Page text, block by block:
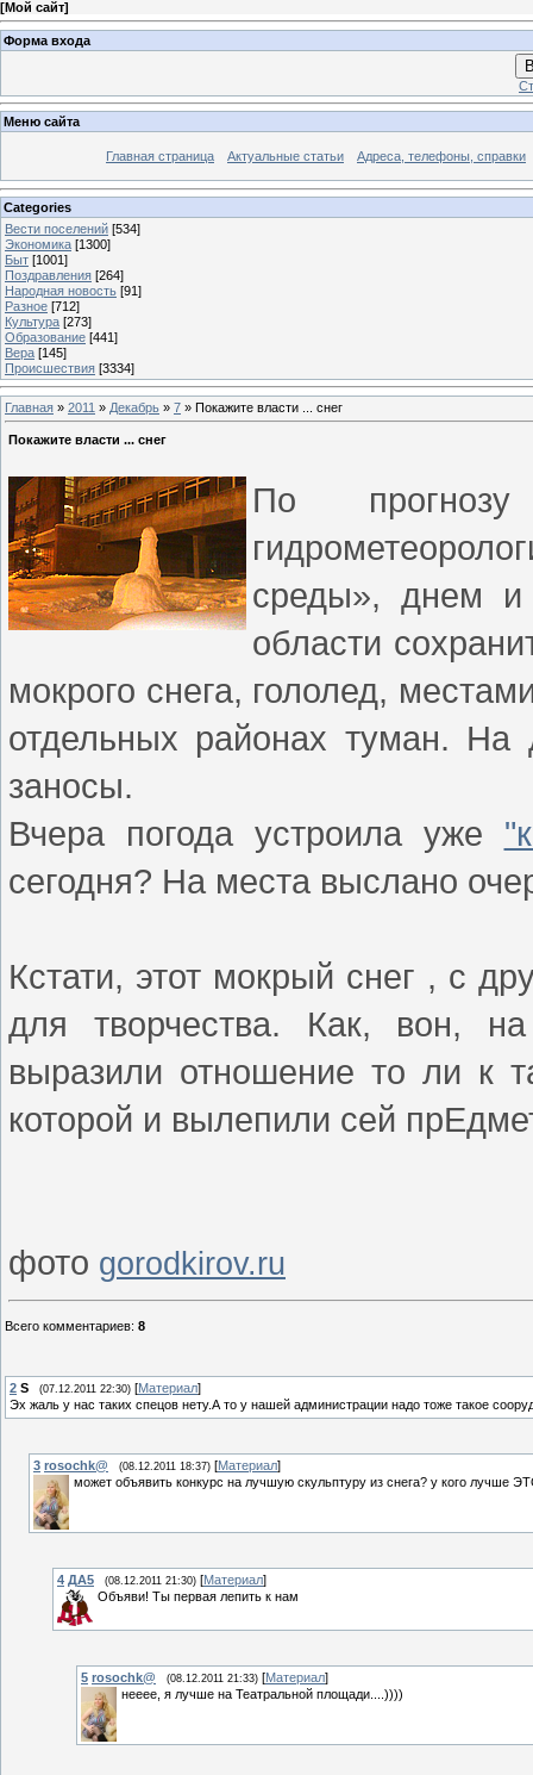
[Мой сайт]
Форма входа
Меню сайта
Главная страница Актуальные статьи Адреса, телефоны, справки
Categories
Вести поселений [534]
Экономика [1300]
Быт [1001]
Поздравления [264]
Народная новость [91]
Разное [712]
Культура [273]
Образование [441]
Вера [145]
Происшествия [3334]
Главная » 2011 » Декабрь » 7 » Покажите власти ... снег
Покажите власти ... снег
По
среды», днем
области
мокрого снега, гололед,
отдельных районах туман. На
заносы.
Вчера погода устроила уже
сегодня? На места выслано
Кстати, этот мокрый снег , с
для творчества. Как, вон,
выразили отношение то ли к
которой и вылепили сей
фото gorodkirov.ru
Всего комментариев: 8
2 S (07.12.2011 22:30) [Материал]
Эх жаль у нас таких спецов нету.А то у нашей администрации надо тоже такое
3 rosochk@ (08.12.2011 18:37) [Материал]
может объявить конкурс на лучшую скульптуру из снега? у кого лучше
4 ДА5 (08.12.2011 21:30) [Материал]
Объяви! Ты первая лепить к нам
5 rosochk@ (08.12.2011 21:33) [Материал]
нееее, я лучше на Театральной площади....))))